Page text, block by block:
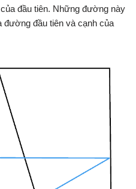
đầu tiên. Những đường này
đường đầu tiên và cạnh của